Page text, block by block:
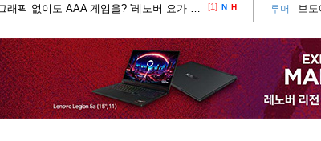
외장 그래픽 없이도 AAA 게임을? '레노버 요가 프로 7a' [1] N H 루머